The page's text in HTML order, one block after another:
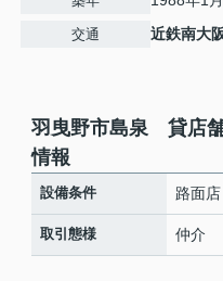
交通 近鉄南大
羽曳野市島泉 貸店
情報
設備条件 路面店
取引態様 仲介